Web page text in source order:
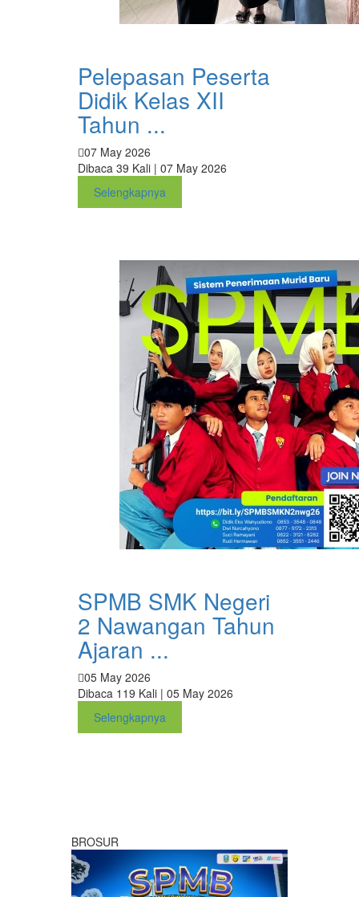
Pelepasan Peserta
Didik Kelas XII
Tahun ...
07 May 2026
Dibaca 39 Kali | 07 May 2026
Selengkapnya
SPMB SMK Negeri
2 Nawangan Tahun
Ajaran ...
05 May 2026
Dibaca 119 Kali | 05 May 2026
Selengkapnya
BROSUR